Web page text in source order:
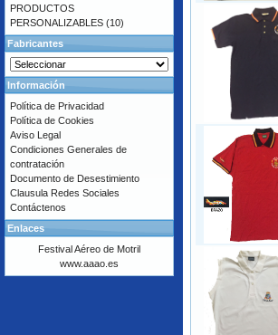
PRODUCTOS
PERSONALIZABLES (10)
Fabricantes
Información
Política de Privacidad
Política de Cookies
Aviso Legal
Condiciones Generales de
contratación
Documento de Desestimiento
Clausula Redes Sociales
Contáctenos
Enlaces
Festival Aéreo de Motril
www.aaao.es